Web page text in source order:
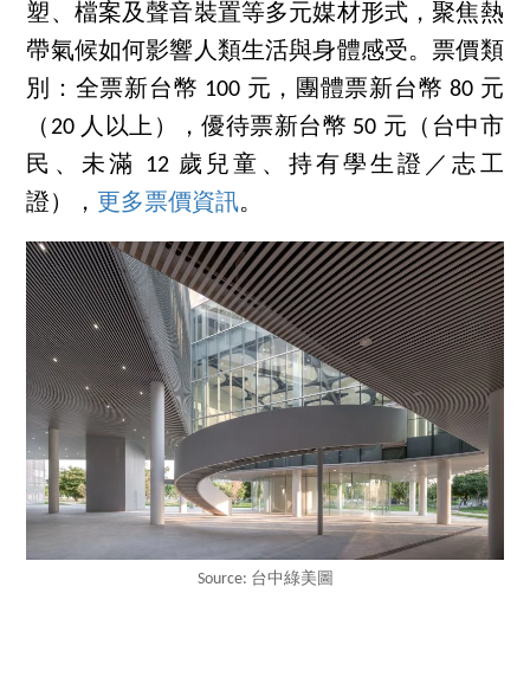
塑、檔案及聲音裝置等多元媒材形式，聚焦熱
帶氣候如何影響人類生活與身體感受。票價類
別：全票新台幣 100 元，團體票新台幣 80 元
（20 人以上），優待票新台幣 50 元（台中市
民、未滿 12 歲兒童、持有學生證／志工
證）， 更多票價資訊。
Source: 台中綠美圖